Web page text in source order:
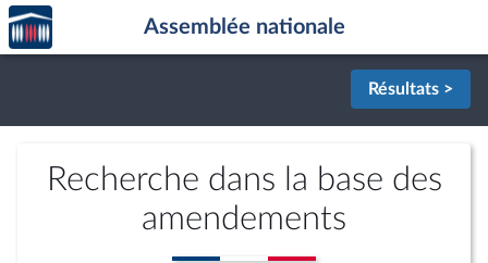
Aller au contenu
Aller en bas de la page
Accèder
à la
page
Assemblée nationale
Résultats >
Recherche dans la base des
amendements